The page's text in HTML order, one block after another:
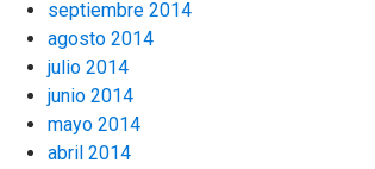
septiembre 2014
agosto 2014
julio 2014
junio 2014
mayo 2014
abril 2014